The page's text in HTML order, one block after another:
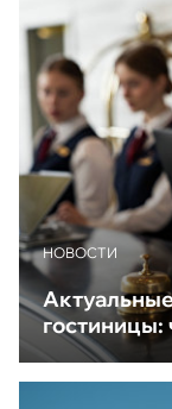
НОВОСТИ
гостиницы: